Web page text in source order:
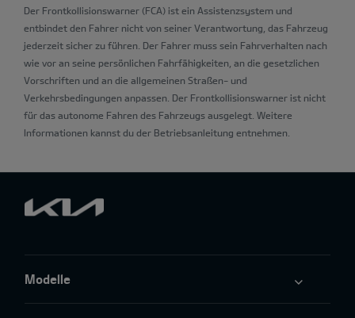
Der Frontkollisionswarner (FCA) ist ein Assistenzsystem und
entbindet den Fahrer nicht von seiner Verantwortung, das Fahrzeug
jederzeit sicher zu führen. Der Fahrer muss sein Fahrverhalten nach
wie vor an seine persönlichen Fahrfähigkeiten, an die gesetzlichen
Vorschriften und an die allgemeinen Straßen- und
Verkehrsbedingungen anpassen. Der Frontkollisionswarner ist nicht
für das autonome Fahren des Fahrzeugs ausgelegt. Weitere
Informationen kannst du der Betriebsanleitung entnehmen.
Modelle